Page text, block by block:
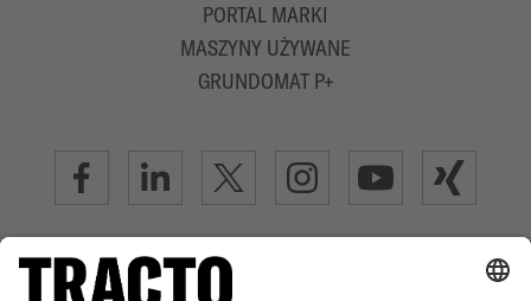
PORTAL MARKI
MASZYNY UŻYWANE
GRUNDOMAT P+